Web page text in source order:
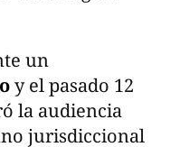
un
y el pasado 12
la audiencia
jurisdiccional